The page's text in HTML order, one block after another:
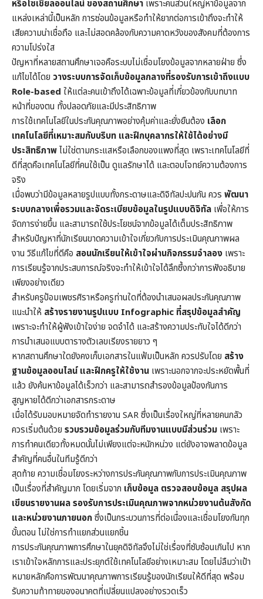
หรือโซเชียลออนไลน์ ของสถานศึกษา เพราะคนส่วนใหญ่หาข้อมูลจาก
แหล่งเหล่านี้เป็นหลัก การซ่อนข้อมูลหรือทำให้ยากต่อการเข้าถึงจะทำให้
เสียความน่าเชื่อถือ และไม่สอดคล้องกับความคาดหวังของสังคมที่ต้องการ
ความโปร่งใส
ปัญหาที่หลายสถานศึกษาเจอคือระบบไม่เชื่อมโยงข้อมูลจากหลายฝ่าย ซึ่ง
แก้ไขได้โดย วางระบบการจัดเก็บข้อมูลกลางที่รองรับการเข้าถึงแบบ
Role-based ให้แต่ละคนเข้าถึงได้เฉพาะข้อมูลที่เกี่ยวข้องกับบทบาท
หน้าที่ของตน ทั้งปลอดภัยและมีประสิทธิภาพ
การใช้เทคโนโลยีในประกันคุณภาพอย่างคุ้มค่าและยั่งยืนต้อง เลือก
เทคโนโลยีที่เหมาะสมกับบริบท และฝึกบุคลากรให้ใช้ได้อย่างมี
ประสิทธิภาพไม่ใช่ตามกระแสหรือเลือกของแพงที่สุด เพราะเทคโนโลยีที่
ดีที่สุดคือเทคโนโลยีที่คนใช้เป็น ดูแลรักษาได้ และตอบโจทย์ความต้องการ
จริง
เมื่อพบว่ามีข้อมูลหลายรูปแบบทั้งกระดาษและดิจิทัลปะปนกัน ควร พัฒนา
ระบบกลางเพื่อรวมและจัดระเบียบข้อมูลในรูปแบบดิจิทัล เพื่อให้การ
จัดการง่ายขึ้น และสามารถใช้ประโยชน์จากข้อมูลได้เต็มประสิทธิภาพ
สำหรับปัญหาที่นักเรียนขาดความเข้าใจเกี่ยวกับการประเมินคุณภาพผล
งาน วิธีแก้ไขที่ดีคือ สอนนักเรียนให้เข้าใจผ่านกิจกรรมจำลอง เพราะ
การเรียนรู้จากประสบการณ์จริงจะทำให้เข้าใจได้ลึกซึ้งกว่าการฟังอธิบาย
เพียงอย่างเดียว
สำหรับครูป้อมเพชรศิราหรือครูท่านใดที่ต้องนำเสนอผลประกันคุณภาพ
แนะนำให้ สร้างรายงานรูปแบบ Infographic ที่สรุปข้อมูลสำคัญ
เพราะจะทำให้ผู้ฟังเข้าใจง่าย จดจำได้ และสร้างความประทับใจได้ดีกว่า
การนำเสนอแบบตารางตัวเลขเรียงรายยาว ๆ
หากสถานศึกษาใดยังคงเก็บเอกสารในแฟ้มเป็นหลัก ควรปรับโดย สร้าง
ฐานข้อมูลออนไลน์ และฝึกครูให้ใช้งาน เพราะนอกจากจะประหยัดพื้นที่
แล้ว ยังค้นหาข้อมูลได้เร็วกว่า และสามารถสำรองข้อมูลป้องกันการ
สูญหายได้ดีกว่าเอกสารกระดาษ
เมื่อได้รับมอบหมายจัดทำรายงาน SAR ซึ่งเป็นเรื่องใหญ่ที่หลายคนกลัว
ควรเริ่มต้นด้วย รวบรวมข้อมูลร่วมกับทีมงานแบบมีส่วนร่วม เพราะ
การทำคนเดียวทั้งหมดนั้นไม่เพียงแต่จะหนักหน่วง แต่ยังอาจพลาดข้อมูล
สำคัญที่คนอื่นในทีมรู้ดีกว่า
สุดท้าย ความเชื่อมโยงระหว่างการประกันคุณภาพกับการประเมินคุณภาพ
เป็นเรื่องที่สำคัญมาก โดยเริ่มจาก เก็บข้อมูล ตรวจสอบข้อมูล สรุปผล
เขียนรายงานผล รองรับการประเมินคุณภาพจากหน่วยงานต้นสังกัด
และหน่วยงานภายนอกซึ่งเป็นกระบวนการที่ต่อเนื่องและเชื่อมโยงกันทุก
ขั้นตอน ไม่ใช่การทำแยกส่วนแยกชิ้น
การประกันคุณภาพการศึกษาในยุคดิจิทัลจึงไม่ใช่เรื่องที่ซับซ้อนเกินไป หาก
เราเข้าใจหลักการและประยุกต์ใช้เทคโนโลยีอย่างเหมาะสม โดยไม่ลืมว่าเป้า
หมายหลักคือการพัฒนาคุณภาพการเรียนรู้ของนักเรียนให้ดีที่สุด พร้อม
รับความท้าทายของอนาคตที่เปลี่ยนแปลงอย่างรวดเร็ว